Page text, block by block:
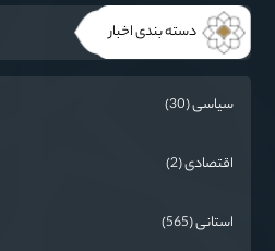
دسته بندی اخبار
سیاسی (30)
اقتصادی (2)
استانی (565)